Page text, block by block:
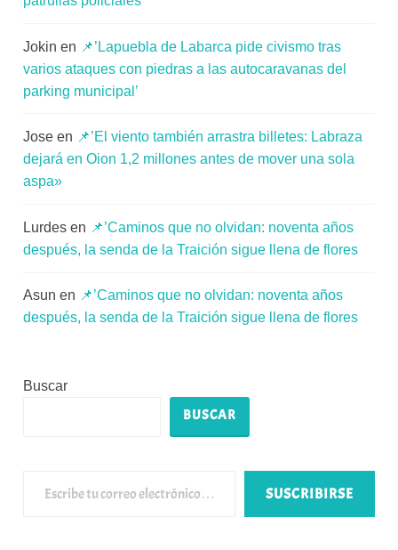
Jokin en 📌’Lapuebla de Labarca pide civismo tras
varios ataques con piedras a las autocaravanas del
parking municipal’
Jose en 📌’El viento también arrastra billetes: Labraza
dejará en Oion 1,2 millones antes de mover una sola
aspa»
Lurdes en 📌’Caminos que no olvidan: noventa años
después, la senda de la Traición sigue llena de flores
Asun en 📌’Caminos que no olvidan: noventa años
después, la senda de la Traición sigue llena de flores
Buscar
BUSCAR
SUSCRIBIRSE